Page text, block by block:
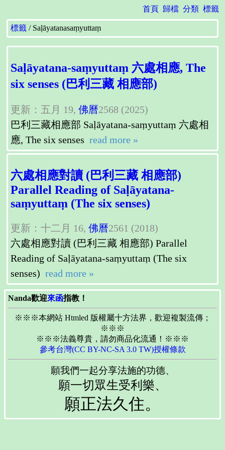
首頁 歸檔 分類 標籤
標籤 Saḷāyatanasaṃyuttaṃ
Saḷāyatana-saṃyuttaṃ 六處相應, The
six senses (巴利三藏 相應部)
更新：五月 19, 佛曆2568 (2025)
巴利三藏相應部 Saḷāyatana-saṃyuttaṃ 六處相
應, The six senses read more »
六處相應對讀 (巴利三藏 相應部)
Parallel Reading of Saḷāyatana-
saṃyuttaṃ (The six senses)
更新：十二月 16, 佛曆2561 (2018)
六處相應對讀 (巴利三藏 相應部) Parallel
Reading of Saḷāyatana-saṃyuttaṃ (The six
senses) read more »
Nanda歡迎來函指教！
※※※本網站 Htmled 版權屬十方法界，歡迎複製流傳；
※※※
※※※法義尊貴，請勿商品化流通！※※※
參考台灣(CC BY-NC-SA 3.0 TW)授權條款
願我們一起分享法施的功德、
願一切眾生受利樂、
願正法久住。